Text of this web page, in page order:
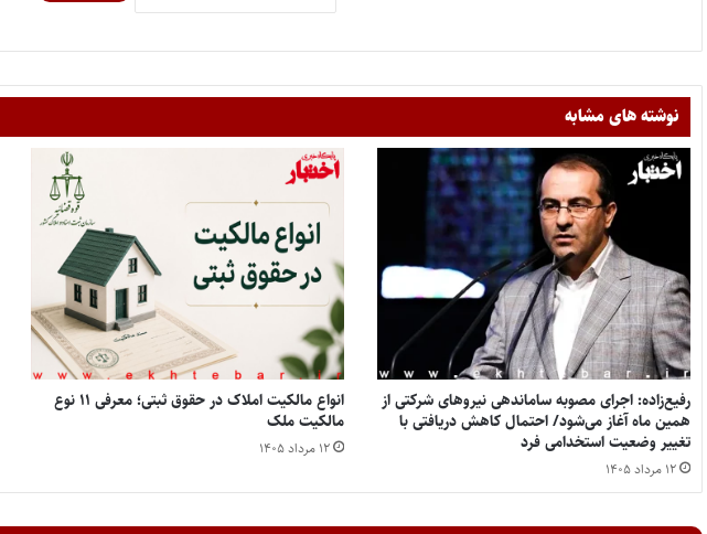
نوشته های مشابه
رفیع‌زاده: اجرای مصوبه ساماندهی نیروهای شرکتی از
همین ماه آغاز می‌شود/ احتمال کاهش دریافتی با
تغییر وضعیت استخدامی فرد
۱۲ مرداد ۱۴۰۵
انواع مالکیت املاک در حقوق ثبتی؛ معرفی ۱۱ نوع
مالکیت ملک
۱۲ مرداد ۱۴۰۵